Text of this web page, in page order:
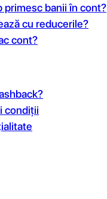
primesc banii în cont?
cu reducerile?
cont?
condiții